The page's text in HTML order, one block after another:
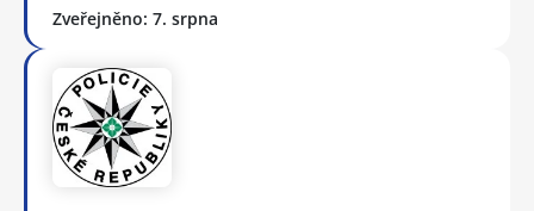
Zveřejněno: 7. srpna